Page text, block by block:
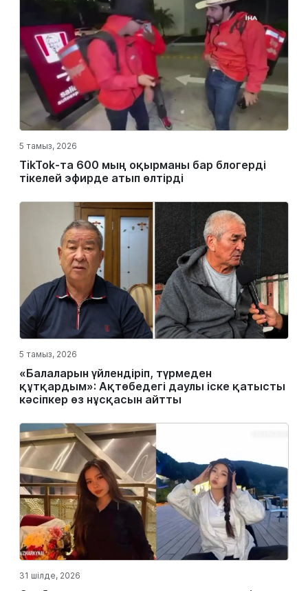
5 тамыз, 2026
TikTok-та 600 мың оқырманы бар блогерді
тікелей эфирде атып өлтірді
5 тамыз, 2026
«Балаларын үйлендіріп, түрмеден
құтқардым»: Ақтөбедегі даулы іске қатысты
кәсіпкер өз нұсқасын айтты
31 шілде, 2026